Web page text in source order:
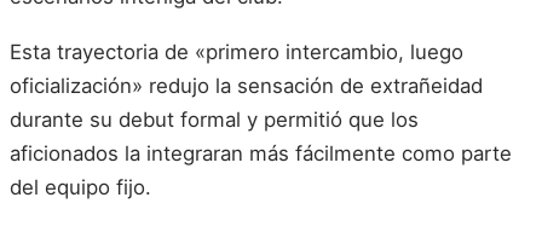
Esta trayectoria de «primero intercambio, luego
oficialización» redujo la sensación de extrañeidad
durante su debut formal y permitió que los
aficionados la integraran más fácilmente como parte
del equipo fijo.